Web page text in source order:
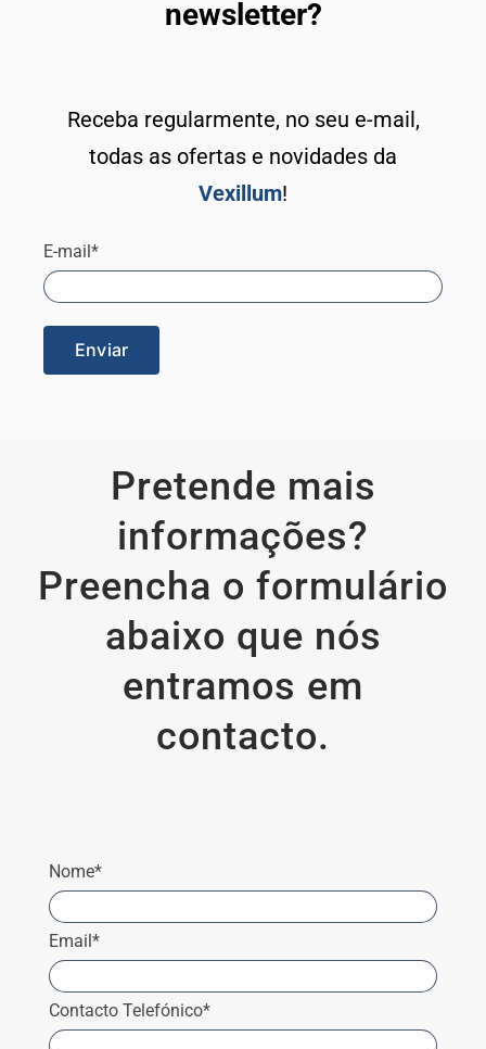
newsletter?
Receba regularmente, no seu e-mail,
todas as ofertas e novidades da
Vexillum!
E-mail*
Pretende mais
informações?
Preencha o formulário
abaixo que nós
entramos em
contacto.
Nome*
Email*
Contacto Telefónico*